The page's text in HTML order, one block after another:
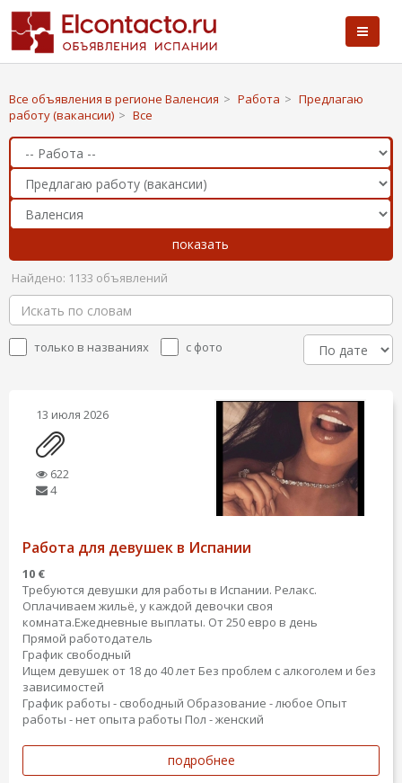
Все объявления в регионе Валенсия > Работа > Предлагаю
работу (вакансии) > Все
Найдено: 1133 объявлений
только в названиях с фото
13 июля 2026
622
4
Работа для девушек в Испании
10 €
Требуются девушки для работы в Испании. Релакс.
Оплачиваем жильё, у каждой девочки своя
комната.Ежедневные выплаты. От 250 евро в день
Прямой работодатель
График свободный
Ищем девушек от 18 до 40 лет Без проблем с алкоголем и без
зависимостей
График работы - свободный Образование - любое Опыт
работы - нет опыта работы Пол - женский
подробнее